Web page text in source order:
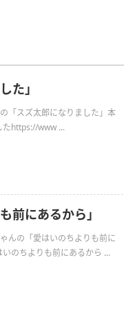
た」
「スズ太郎になりました」本
たhttps://www ...
前にあるから」
んの「愛はいのちよりも前に
のちよりも前にあるから ...